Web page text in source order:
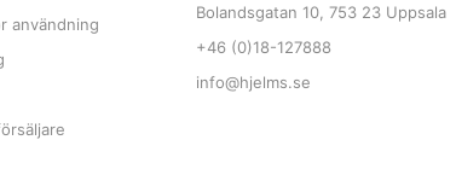
användning
Bolandsgatan 10, 753 23 Uppsala
+46 (0)18-127888
info@hjelms.se